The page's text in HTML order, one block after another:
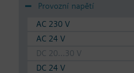
Provozní napětí
AC 230 V
AC 24 V
DC 20...30 V
DC 24 V